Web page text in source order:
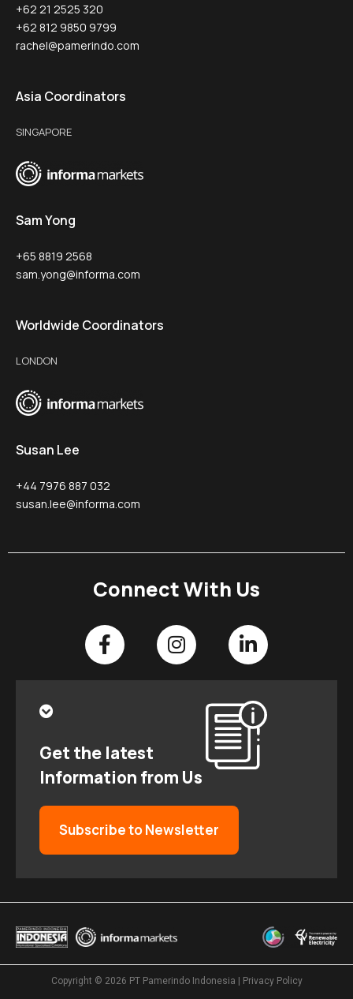
+62 21 2525 320
+62 812 9850 9799
rachel@pamerindo.com
Asia Coordinators
SINGAPORE
Sam Yong
+65 8819 2568
sam.yong@informa.com
Worldwide Coordinators
LONDON
Susan Lee
+44 7976 887 032
susan.lee@informa.com
Connect With Us
Get the latest
Information from Us
Subscribe to Newsletter
Copyright © 2026 PT Pamerindo Indonesia Privacy Policy